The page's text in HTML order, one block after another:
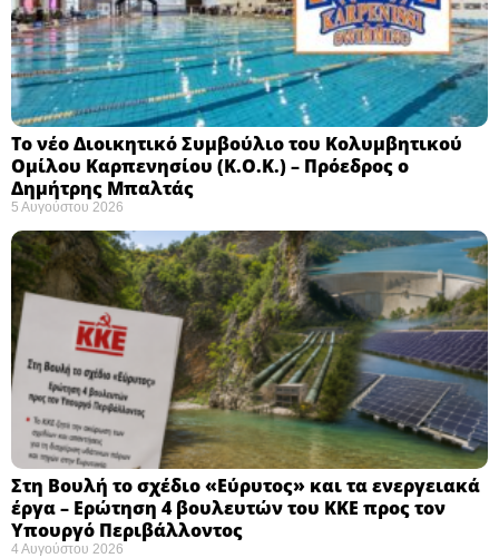
Το νέο Διοικητικό Συμβούλιο του Κολυμβητικού
Ομίλου Καρπενησίου (Κ.Ο.Κ.) – Πρόεδρος ο
Δημήτρης Μπαλτάς
5 Αυγούστου 2026
Στη Βουλή το σχέδιο «Εύρυτος» και τα ενεργειακά
έργα – Ερώτηση 4 βουλευτών του ΚΚΕ προς τον
Υπουργό Περιβάλλοντος
4 Αυγούστου 2026